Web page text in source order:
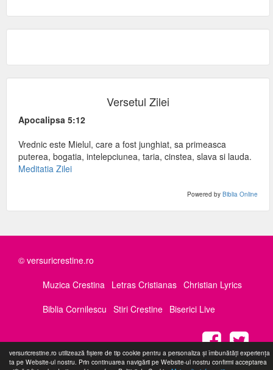
versuricrestine.ro utilizează fişiere de tip cookie pentru a personaliza și îmbunătăți experiența
ta pe Website-ul nostru. Prin continuarea navigării pe Website-ul nostru confirmi acceptarea
Versetul Zilei
Apocalipsa 5:12
Vrednic este Mielul, care a fost junghiat, sa primeasca
puterea, bogatia, intelepciunea, taria, cinstea, slava si lauda.
Meditatia Zilei
Powered by Biblia Online
© versuricrestine.ro
Muzica Crestina Letras Cristianas Christian Lyrics
Biblia Cornilescu Stiri Crestine Biserici Live